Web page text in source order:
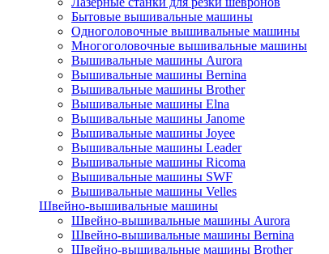
Бытовые вышивальные машины
Одноголовочные вышивальные машины
Многоголовочные вышивальные машины
Вышивальные машины Aurora
Вышивальные машины Bernina
Вышивальные машины Brother
Вышивальные машины Elna
Вышивальные машины Janome
Вышивальные машины Joyee
Вышивальные машины Leader
Вышивальные машины Ricoma
Вышивальные машины SWF
Вышивальные машины Velles
Швейно-вышивальные машины
Швейно-вышивальные машины Aurora
Швейно-вышивальные машины Bernina
Швейно-вышивальные машины Brother